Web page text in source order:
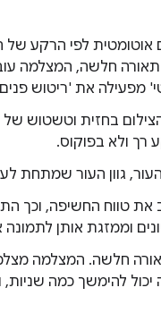
לפי הרקע
חלשה, המצלמה
מפעילה את 'ריטוש
בחזית וטשטוש
רך ולא בפוקוס.
גוון העור שמתחת
וממזגת אותן
חלשה. המצלמה
להימשך כמה